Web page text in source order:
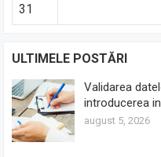
31
ULTIMELE POSTĂRI
Validarea
introducerea
august 5, 2026